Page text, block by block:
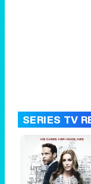
SERIES TV